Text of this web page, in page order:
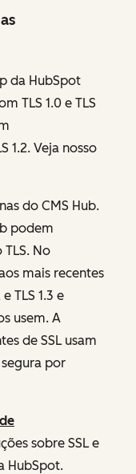
da HubSpot
TLS 1.0 e TLS
1.2. Veja nosso
do CMS Hub.
podem
No
mais recentes
TLS 1.3 e
usem. A
de SSL usam
por
sobre SSL e
HubSpot.